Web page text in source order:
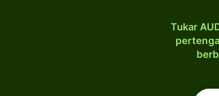
Tukar